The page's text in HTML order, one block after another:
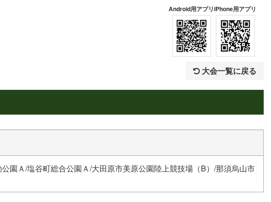
Android用アプリiPhone用アプリ
大会一覧に戻る
園Ａ/塩谷町総合公園Ａ/大田原市美原公園陸上競技場（B）/那須烏山市